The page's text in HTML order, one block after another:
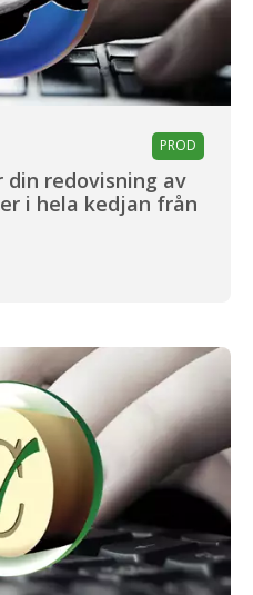
PROD
redovisning av
i hela kedjan från